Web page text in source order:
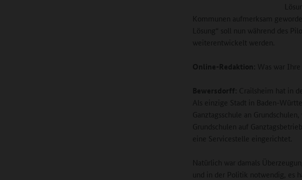
Kommunen aufmerksam
Lösung“ soll nun während des
weiterentwickelt werden.
Online-Redaktion: Was war
Bewersdorff: Crailsheim hat in
Als einzige Stadt in Baden-
Ganztagsschule an
Grundschulen auf
eine Servicestelle eingerichtet.
Natürlich war damals
und in der Politik notwendig, es